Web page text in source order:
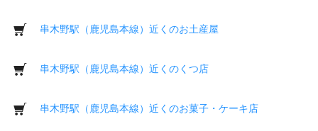
串木野駅（鹿児島本線）近くのお土産屋
串木野駅（鹿児島本線）近くのくつ店
串木野駅（鹿児島本線）近くのお菓子・ケーキ店